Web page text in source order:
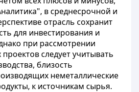
в среднесрочной и
отрасль сохранит
для инвестирования и
при рассмотрении
следует учитывать
близость
неметаллические
к источникам сырья.